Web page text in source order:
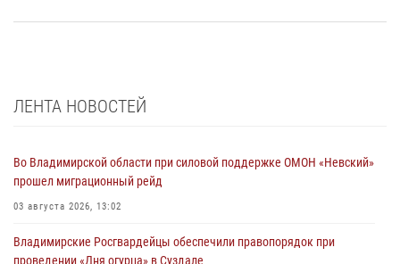
ЛЕНТА НОВОСТЕЙ
Во Владимирской области при силовой поддержке ОМОН «Невский»
прошел миграционный рейд
03 августа 2026, 13:02
Владимирские Росгвардейцы обеспечили правопорядок при
проведении «Дня огурца» в Суздале